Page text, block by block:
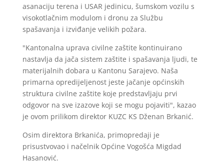
asanaciju terena i USAR jedinicu, šumskom vozilu s
visokotlačnim modulom i dronu za Službu
spašavanja i izviđanje velikih požara.
"Kantonalna uprava civilne zaštite kontinuirano
nastavlja da jača sistem zaštite i spašavanja ljudi, te
materijalnih dobara u Kantonu Sarajevo. Naša
primarna opredijeljenost jeste jačanje općinskih
struktura civilne zaštite koje predstavljaju prvi
odgovor na sve izazove koji se mogu pojaviti", kazao
je ovom prilikom direktor KUZC KS Dženan Brkanić.
Osim direktora Brkanića, primopredaji je
prisustvovao i načelnik Općine Vogošća Migdad
Hasanović.